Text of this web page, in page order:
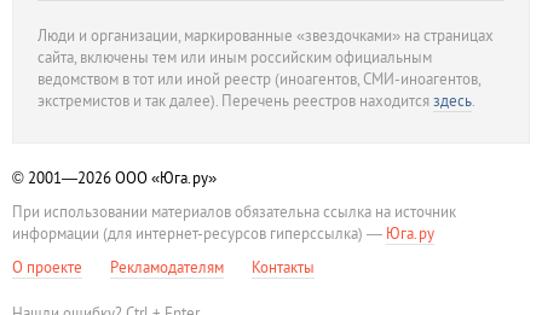
Люди и организации, маркированные «звездочками» на страницах
сайта, включены тем или иным российским официальным
ведомством в тот или иной реестр (иноагентов, СМИ-иноагентов,
экстремистов и так далее). Перечень реестров находитсяздесь.
© 2001—2026ООО «Юга.ру»
При использовании материалов обязательна ссылка на источник
информации (для интернет-ресурсов гиперссылка) — Юга.ру
О проекте
Рекламодателям Контакты